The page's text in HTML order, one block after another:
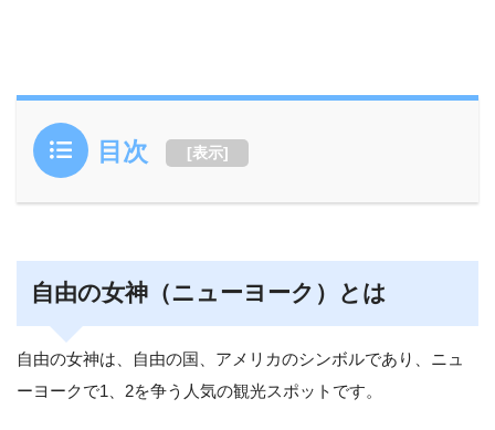
目次 [表示]
自由の女神（ニューヨーク）とは
自由の女神は、自由の国、アメリカのシンボルであり、ニュ
ーヨークで1、2を争う人気の観光スポットです。